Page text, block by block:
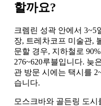
할까요?
크렘린 성곽 안에서 3~5
장, 트레차코프 미술관,
문할 경우, 지하철로
276~620루블입니다. 늦
관 방문 시에는 택시를
습니다.
모스크바와 골든링 도